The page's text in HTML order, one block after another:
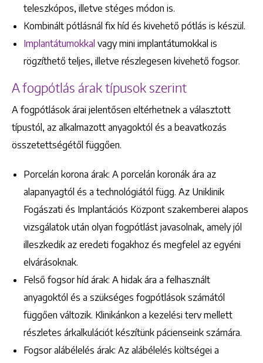
teleszkópos, illetve stéges módon is.
Kombinált pótlásnál fix híd és kivehető pótlás is készül.
Implantátumokkal vagy mini implantátumokkal is
rögzíthető teljes, illetve részlegesen kivehető fogsor.
A fogpótlás árak típusok szerint
A fogpótlások árai jelentősen eltérhetnek a választott
típustól, az alkalmazott anyagoktól és a beavatkozás
összetettségétől függően.
Porcelán korona árak: A porcelán koronák ára az
alapanyagtól és a technológiától függ. Az Uniklinik
Fogászati és Implantációs Központ szakemberei alapos
vizsgálatok után olyan fogpótlást javasolnak, amely jól
illeszkedik az eredeti fogakhoz és megfelel az egyéni
elvárásoknak.
Felső fogsor híd árak: A hidak ára a felhasznált
anyagoktól és a szükséges fogpótlások számától
függően változik. Klinikánkon a kezelési terv mellett
részletes árkalkulációt készítünk pácienseink számára.
Fogsor alábélelés árak: Az alábélelés költségei a